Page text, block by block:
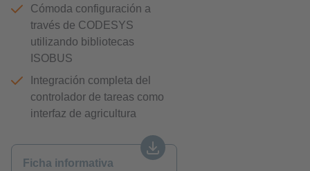
Cómoda configuración a
través de CODESYS
utilizando bibliotecas
ISOBUS
Integración completa del
controlador de tareas como
interfaz de agricultura
Ficha informativa